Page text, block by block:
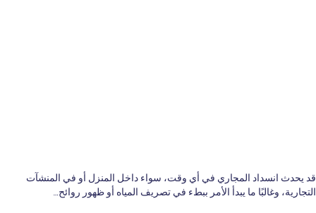
قد يحدث انسداد المجاري في أي وقت، سواء داخل المنزل أو في المنشآت
التجارية، وغالبًا ما يبدأ الأمر ببطء في تصريف المياه أو ظهور روائح…